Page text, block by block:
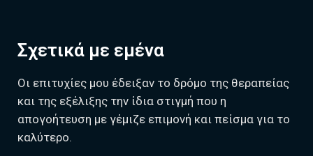
Σχετικά με εμένα
Οι επιτυχίες μου έδειξαν το δρόμο της θεραπείας
και της εξέλιξης την ίδια στιγμή που η
απογοήτευση με γέμιζε επιμονή και πείσμα για το
καλύτερο.